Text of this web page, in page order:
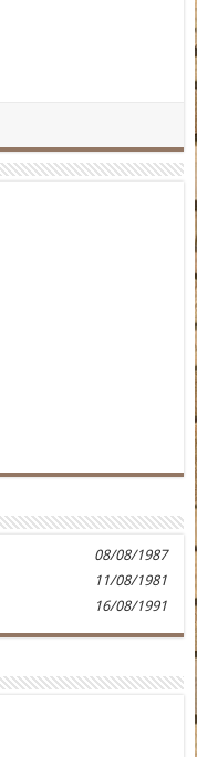
08/08/1987
11/08/1981
16/08/1991